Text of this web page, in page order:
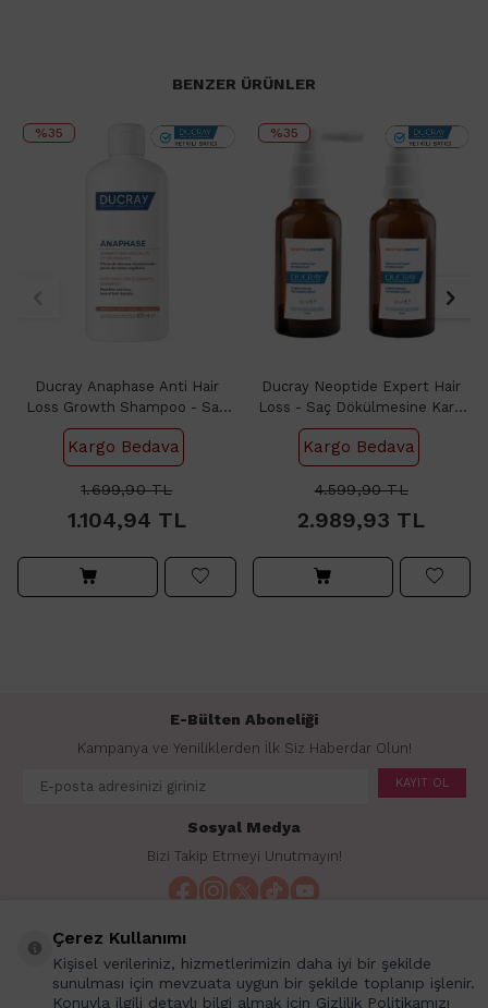
BENZER ÜRÜNLER
%35
Ducray Anaphase Anti Hair
Loss Growth Shampoo - Saç
Dökülmesine Karşı Bakım
Şampuanı 400ml
Kargo Bedava
1.699,90TL
1.104,94 TL
%35
Ducray Neoptide Expert Hair
Loss - Saç Dökülmesine Karşı
Serum 2x50ml
Kargo Bedava
4.599,90TL
2.989,93 TL
E-Bülten Aboneliği
Kampanya ve Yeniliklerden İlk Siz Haberdar Olun!
KAYIT OL
Sosyal Medya
Bizi Takip Etmeyi Unutmayın!
İçerikler
Çerez Kullanımı
Kişisel verileriniz, hizmetlerimizin daha iyi bir şekilde
sunulması için mevzuata uygun bir şekilde toplanıp işlenir.
Konuyla ilgili detaylı bilgi almak için Gizlilik Politikamızı